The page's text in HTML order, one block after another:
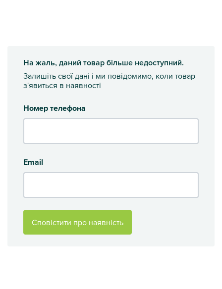
На жаль, даний товар більше недоступний.
Залишіть свої дані і ми повідомимо, коли товар
з'явиться в наявності
Номер телефона
Email
Сповістити про наявність